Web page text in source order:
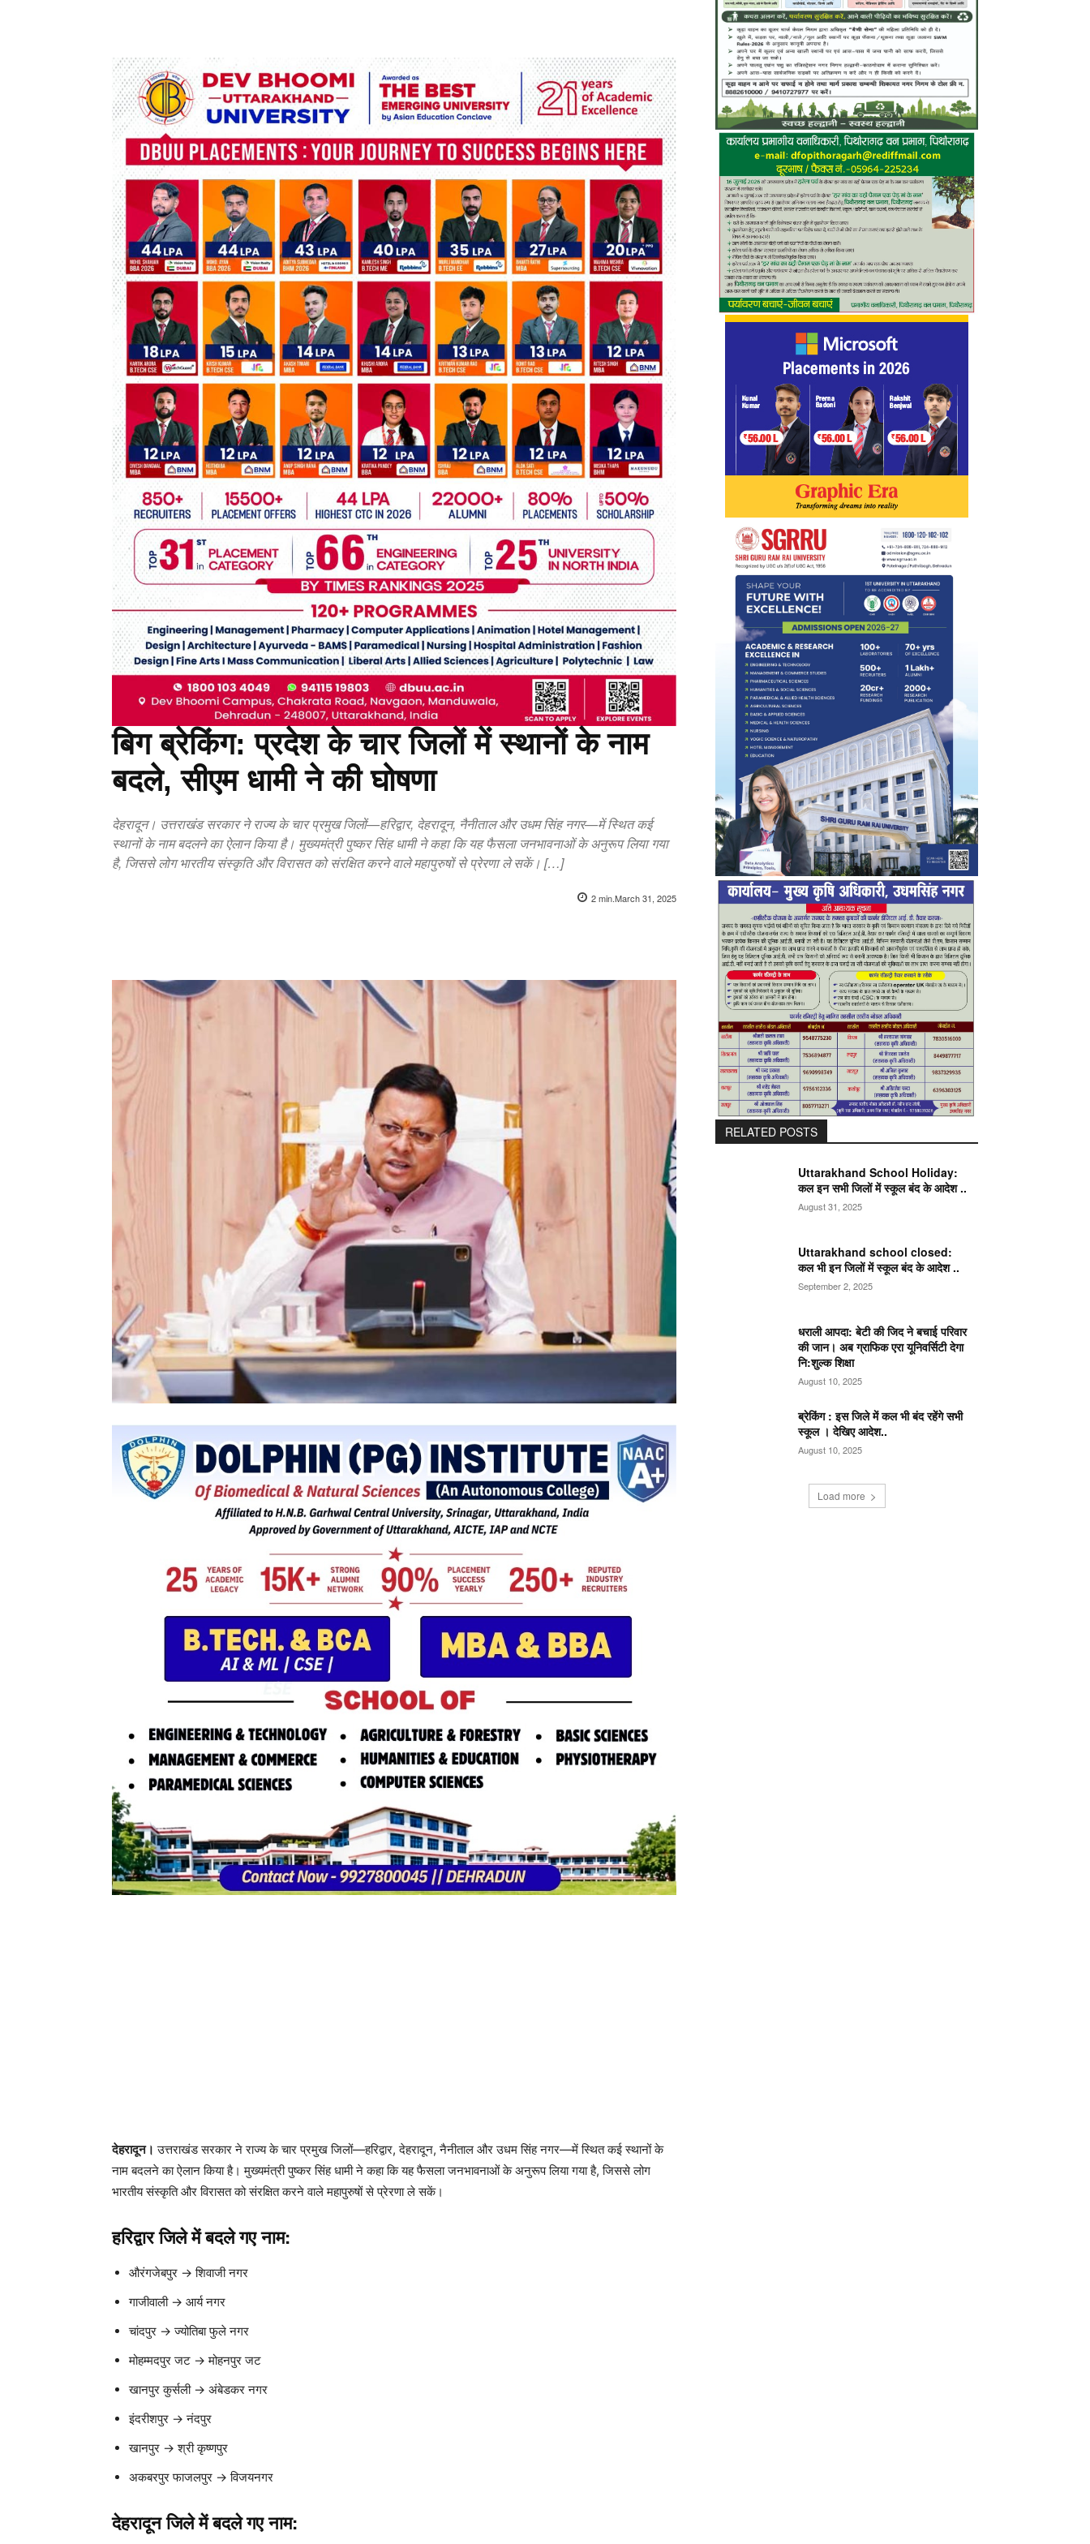
बिग ब्रेकिंग: प्रदेश के चार जिलों में स्थानों के नाम
बदले, सीएम धामी ने की घोषणा
देहरादून। उत्तराखंड सरकार ने राज्य के चार प्रमुख जिलों—हरिद्वार, देहरादून, नैनीताल और उधम सिंह नगर—में स्थित कई
स्थानों के नाम बदलने का ऐलान किया है। मुख्यमंत्री पुष्कर सिंह धामी ने कहा कि यह फैसला जनभावनाओं के अनुरूप लिया गया
है, जिससे लोग भारतीय संस्कृति और विरासत को संरक्षित करने वाले महापुरुषों से प्रेरणा ले सकें। […]
2min.March 31, 2025
देहरादून। उत्तराखंड सरकार ने राज्य के चार प्रमुख जिलों—हरिद्वार, देहरादून, नैनीताल और उधम सिंह नगर—में स्थित कई स्थानों के
नाम बदलने का ऐलान किया है। मुख्यमंत्री पुष्कर सिंह धामी ने कहा कि यह फैसला जनभावनाओं के अनुरूप लिया गया है, जिससे लोग
भारतीय संस्कृति और विरासत को संरक्षित करने वाले महापुरुषों से प्रेरणा ले सकें।
हरिद्वार जिले में बदले गए नाम:
औरंगजेबपुर → शिवाजी नगर
गाजीवाली → आर्य नगर
चांदपुर → ज्योतिबा फुले नगर
मोहम्मदपुर जट → मोहनपुर जट
खानपुर कुर्सली → अंबेडकर नगर
इंदरीशपुर → नंदपुर
खानपुर → श्री कृष्णपुर
अकबरपुर फाजलपुर → विजयनगर
देहरादून जिले में बदले गए नाम:
RELATED POSTS
Uttarakhand School Holiday:
कल इन सभी जिलों में स्कूल बंद के आदेश ..
August 31, 2025
Uttarakhand school closed:
कल भी इन जिलों में स्कूल बंद के आदेश ..
September 2, 2025
धराली आपदा: बेटी की जिद ने बचाई परिवार
की जान। अब ग्राफिक एरा यूनिवर्सिटी देगा
नि:शुल्क शिक्षा
August 10, 2025
ब्रेकिंग : इस जिले में कल भी बंद रहेंगे सभी
स्कूल । देखिए आदेश..
August 10, 2025
Load more